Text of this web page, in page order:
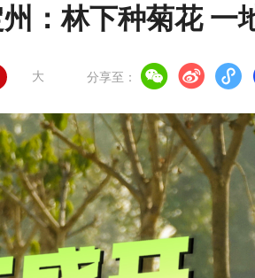
：林下种菊花 一
大 分享至：